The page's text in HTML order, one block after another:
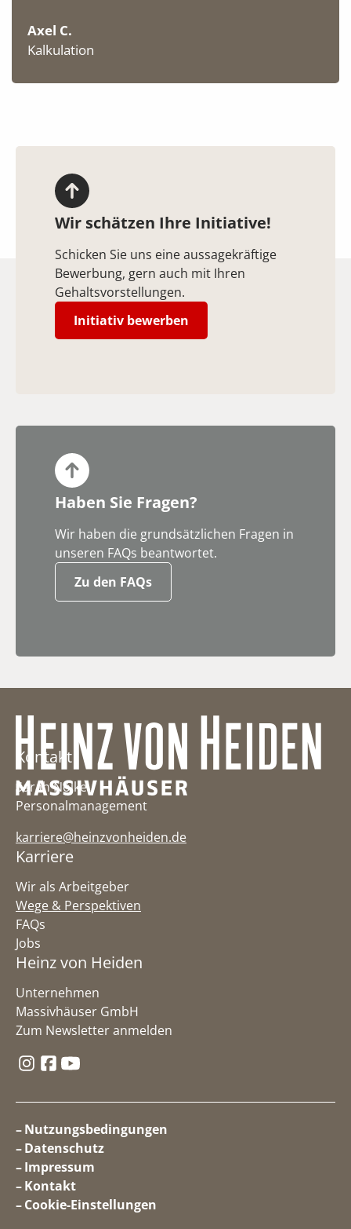
Axel C.
Kalkulation
Wir schätzen Ihre Initiative!
Schicken Sie uns eine aussagekräftige
Bewerbung, gern auch mit Ihren
Gehaltsvorstellungen.
Initiativ bewerben
Haben Sie Fragen?
Wir haben die grundsätzlichen Fragen in
unseren FAQs beantwortet.
Zu den FAQs
Kontakt
Sarah Nölke
Personalmanagement
karriere@heinzvonheiden.de
Karriere
Wir als Arbeitgeber
Wege & Perspektiven
FAQs
Jobs
Heinz von Heiden
Unternehmen
Massivhäuser GmbH
Zum Newsletter anmelden
Folge uns auf Instagram
Folge uns auf Facebook
Nutzungsbedingungen
Datenschutz
Impressum
Kontakt
Cookie-Einstellungen